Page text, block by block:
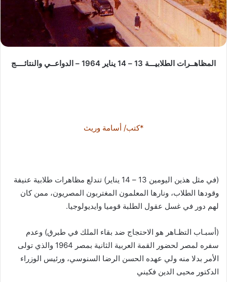
و
ن
المظاهــرات الطلابيـــة 13 – 14 يناير 1964 – الدواعــي والنتائــــج
*كتب/ أسامة وريث
(في مثل هذين اليومين 13 – 14 يناير) تندلع مظاهرات طلابية عنيفة
وقودها الطلاب، ونارها المعلمون المغتربون المصريون، ممن كان
لهم دور في غسل عقول الطلبة قوميا وايديولوجيا.
(أسبـاب التظـاهر هو الاحتجاج ضد بقاء الملك في طبرق) وعدم
سفره لمصر لحضور القمة العربية الثانية بمصر 1964 والذي تولى
الأمر بدلا منه ولي عهده الحسن الرضا السنوسي، ورئيس الوزراء
الدكتور محيى الدين فكيني